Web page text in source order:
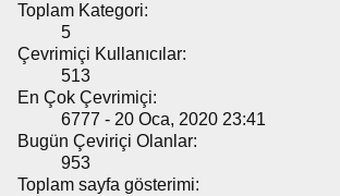
Toplam Kategori:
5
Çevrimiçi Kullanıcılar:
513
En Çok Çevrimiçi:
6777 - 20 Oca, 2020 23:41
Bugün Çeviriçi Olanlar:
953
Toplam sayfa gösterimi: